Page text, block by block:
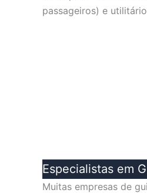
passageiros) e
Especialistas em
Muitas empresas de